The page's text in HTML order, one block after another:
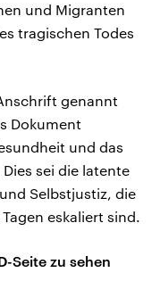
und Migranten
tragischen Todes
genannt
Dokument
und das
sei die latente
Selbstjustiz, die
eskaliert sind.
Seite zu sehen